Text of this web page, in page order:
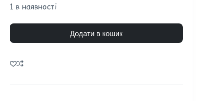
1 в наявності
Додати в кошик